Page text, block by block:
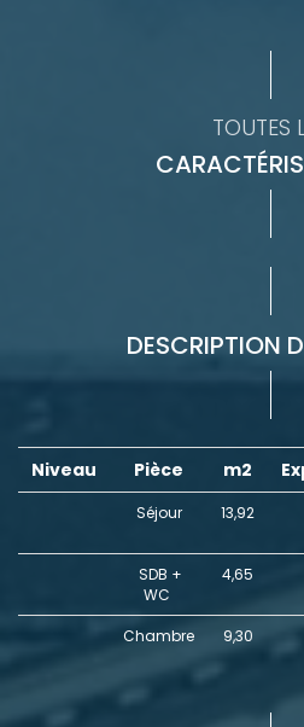
TOUTES
DESCRIPTION
Niveau Pièce m2
Séjour 13,92
SDB +
WC
4,65
Chambre 9,30